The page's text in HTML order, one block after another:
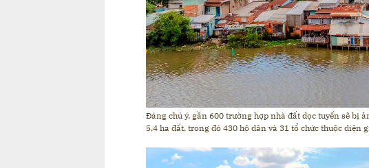
Đáng chú ý, gần 600 trường hợp nhà đất dọc tuyến sẽ bị
5,4 ha đất, trong đó 430 hộ dân và 31 tổ chức thuộc diện